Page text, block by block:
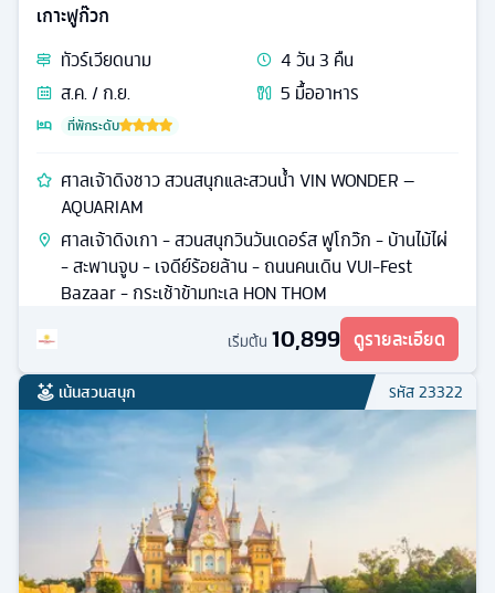
เกาะฟูก๊วก
ทัวร์เวียดนาม 4วัน3 คืน
ส.ค. / ก.ย.
5 มื้ออาหาร
ที่พักระดับ
ศาลเจ้าดิงชาว สวนสนุกและสวนน้ำ VIN WONDER –
AQUARIAM
ศาลเจ้าดิงเกา - สวนสนุกวินวันเดอร์ส ฟูโกว๊ก - บ้านไม้ไผ่
- สะพานจูบ - เจดีย์ร้อยล้าน - ถนนคนเดิน VUI-Fest
Bazaar - กระเช้าข้ามทะเล HON THOM
เริ่มต้น 10,899 ดูรายละเอียด
เน้นสวนสนุก รหัส23322